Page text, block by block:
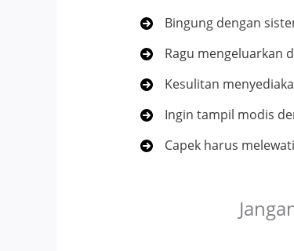
Bingung dengan
Ragu mengeluarkan
Kesulitan
Ingin tampil modis
Capek harus